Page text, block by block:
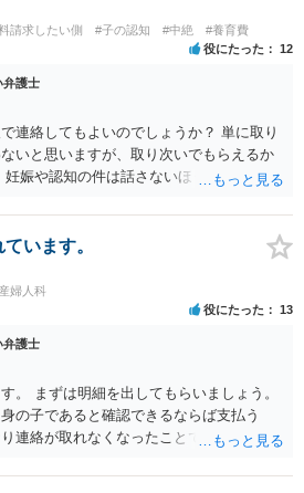
請求したい側 #子の認知 #中絶 #養育費
役にたった 12
弁護士
連絡してもよいのでしょうか？ 単に取り
いと思いますが、取り次いでもらえるか
娠や認知の件は話さないほうがよいと思
に入ってもらうことも検討されてくださ
に相談されてみてもよいと思います。
います。
婦人科
役にたった 13
弁護士
。 まずは明細を出してもらいましょう。
の子であると確認できるならば支払う
連絡が取れなくなったことで不信感もあ
理人となる場合ですが、事務所ごとにま